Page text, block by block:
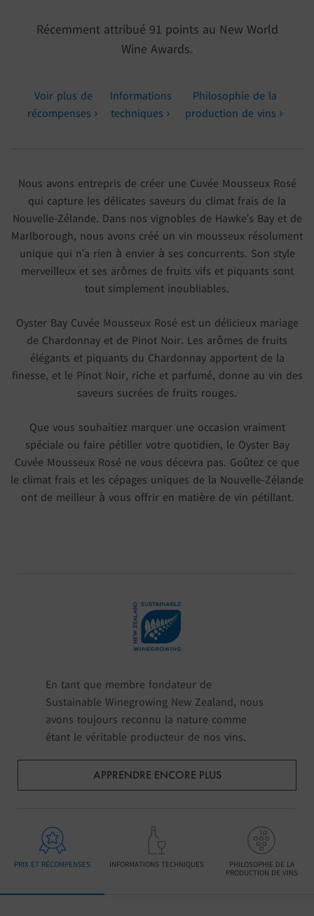
Récemment attribué 91 points au New World
Wine Awards.
Voir plus de
récompenses
Informations
techniques
Philosophie de la
production de vins
Nous avons entrepris de créer une Cuvée Mousseux Rosé
qui capture les délicates saveurs du climat frais de la
Nouvelle-Zélande. Dans nos vignobles de Hawke’s Bay et de
Marlborough, nous avons créé un vin mousseux résolument
unique qui n’a rien à envier à ses concurrents. Son style
merveilleux et ses arômes de fruits vifs et piquants sont
tout simplement inoubliables.
Oyster Bay Cuvée Mousseux Rosé est un délicieux mariage
de Chardonnay et de Pinot Noir. Les arômes de fruits
élégants et piquants du Chardonnay apportent de la
finesse, et le Pinot Noir, riche et parfumé, donne au vin des
saveurs sucrées de fruits rouges.
Que vous souhaitiez marquer une occasion vraiment
spéciale ou faire pétiller votre quotidien, le Oyster Bay
Cuvée Mousseux Rosé ne vous décevra pas. Goûtez ce que
le climat frais et les cépages uniques de la Nouvelle-Zélande
ont de meilleur à vous offrir en matière de vin pétillant.
En tant que membre fondateur de
Sustainable Winegrowing New Zealand, nous
avons toujours reconnu la nature comme
étant le véritable producteur de nos vins.
APPRENDRE ENCORE PLUS
PRIX ET RÉCOMPENSES INFORMATIONS TECHNIQUES
PHILOSOPHIE DE LA
PRODUCTION DE VINS